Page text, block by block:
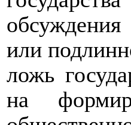
или
ложь
на